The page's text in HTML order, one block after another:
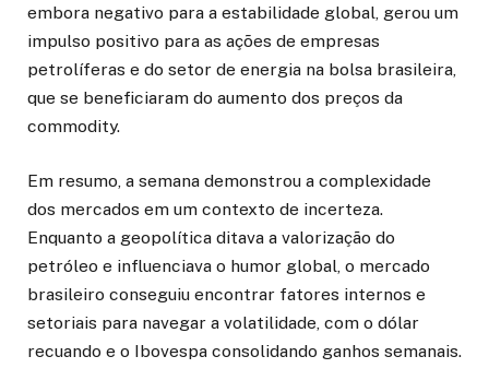
embora negativo para a estabilidade global, gerou um
impulso positivo para as ações de empresas
petrolíferas e do setor de energia na bolsa brasileira,
que se beneficiaram do aumento dos preços da
commodity.
Em resumo, a semana demonstrou a complexidade
dos mercados em um contexto de incerteza.
Enquanto a geopolítica ditava a valorização do
petróleo e influenciava o humor global, o mercado
brasileiro conseguiu encontrar fatores internos e
setoriais para navegar a volatilidade, com o dólar
recuando e o Ibovespa consolidando ganhos semanais.